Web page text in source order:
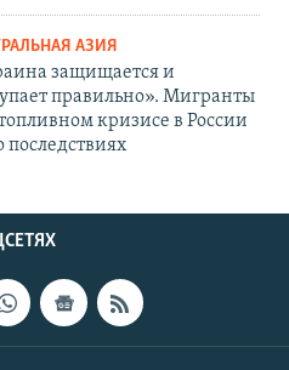
АЗИЯ
защищается и
правильно». Мигранты
кризисе в России
последствиях